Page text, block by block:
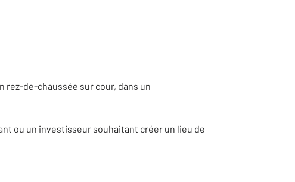
rez-de-chaussée sur cour, dans un
ou un investisseur souhaitant créer un lieu de